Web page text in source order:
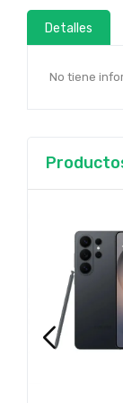
Detalles
No tiene